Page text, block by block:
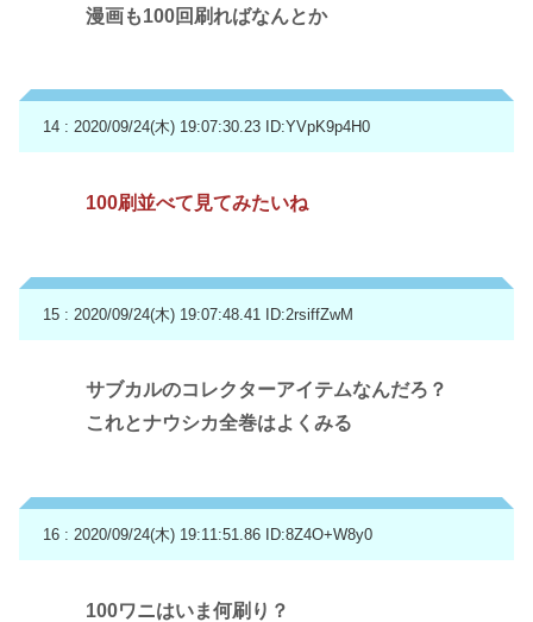
漫画も100回刷ればなんとか
14 : 2020/09/24(木) 19:07:30.23 ID:YVpK9p4H0
100刷並べて見てみたいね
15 : 2020/09/24(木) 19:07:48.41 ID:2rsiffZwM
サブカルのコレクターアイテムなんだろ？
これとナウシカ全巻はよくみる
16 : 2020/09/24(木) 19:11:51.86 ID:8Z4O+W8y0
100ワニはいま何刷り？